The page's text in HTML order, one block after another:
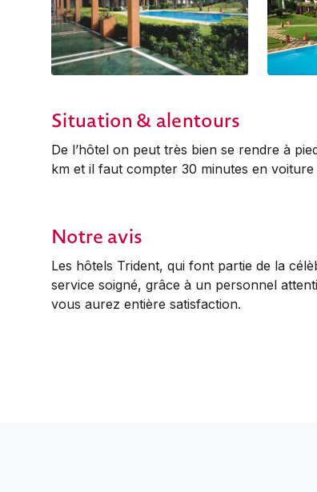
Situation & alentours
De l’hôtel on peut très bien se rendre à
km et il faut compter 30 minutes en
Notre avis
Les hôtels Trident, qui font partie de la
service soigné, grâce à un personnel
vous aurez entière satisfaction.